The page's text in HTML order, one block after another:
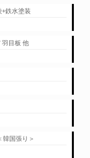
鉄水塗装
目板 他
国張り＞